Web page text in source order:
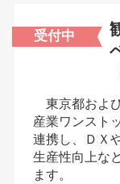
受付中
東京都およ
産業ワンスト
連携し、ＤＸ
生産性向上な
ます。